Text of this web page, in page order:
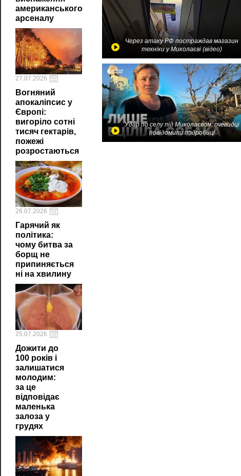
американського
арсеналу
27.07.2026
Вогняний
апокаліпсис у
Європі:
вигоріло сотні
тисяч гектарів,
пожежі
розростаються
26.07.2026
Гарячий як
політика:
чому битва за
борщ не
припиняється
ні на хвилину
25.07.2026
Дожити до
100 років і
залишатися
молодим:
за це
відповідає
маленька
залоза у
грудях
Через атаку РФ постраждав магазин
техніки у Миколаєві (відео)
Удар по селу під Миколаєвом: очевидці
повідомили подробиці